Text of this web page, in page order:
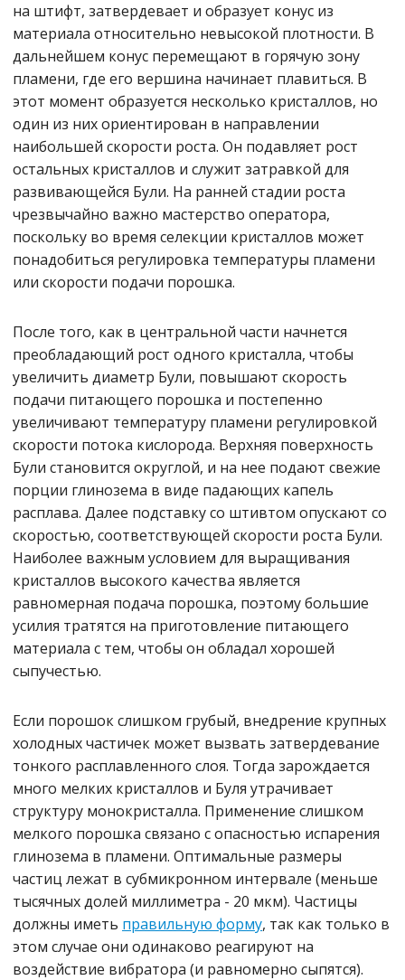
на штифт, затвердевает и образует конус из
материала относительно невысокой плотности. В
дальнейшем конус перемещают в горячую зону
пламени, где его вершина начинает плавиться. В
этот момент образуется несколько кристаллов, но
один из них ориентирован в направлении
наибольшей скорости роста. Он подавляет рост
остальных кристаллов и служит затравкой для
развивающейся Були. На ранней стадии роста
чрезвычайно важно мастерство оператора,
поскольку во время селекции кристаллов может
понадобиться регулировка температуры пламени
или скорости подачи порошка.
После того, как в центральной части начнется
преобладающий рост одного кристалла, чтобы
увеличить диаметр Були, повышают скорость
подачи питающего порошка и постепенно
увеличивают температуру пламени регулировкой
скорости потока кислорода. Верхняя поверхность
Були становится округлой, и на нее подают свежие
порции глинозема в виде падающих капель
расплава. Далее подставку со штивтом опускают со
скоростью, соответствующей скорости роста Були.
Наиболее важным условием для выращивания
кристаллов высокого качества является
равномерная подача порошка, поэтому большие
усилия тратятся на приготовление питающего
материала с тем, чтобы он обладал хорошей
сыпучестью.
Если порошок слишком грубый, внедрение крупных
холодных частичек может вызвать затвердевание
тонкого расплавленного слоя. Тогда зарождается
много мелких кристаллов и Буля утрачивает
структуру монокристалла. Применение слишком
мелкого порошка связано с опасностью испарения
глинозема в пламени. Оптимальные размеры
частиц лежат в субмикронном интервале (меньше
тысячных долей миллиметра - 20 мкм). Частицы
должны иметь правильную форму, так как только в
этом случае они одинаково реагируют на
воздействие вибратора (и равномерно сыпятся).